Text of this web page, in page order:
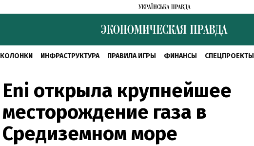
КОЛОНКИ ИНФРАСТРУКТУРА ПРАВИЛА ИГРЫ ФИНАНСЫ СПЕЦПРОЕКТЫ
Eni открыла крупнейшее
месторождение газа в
Средиземном море